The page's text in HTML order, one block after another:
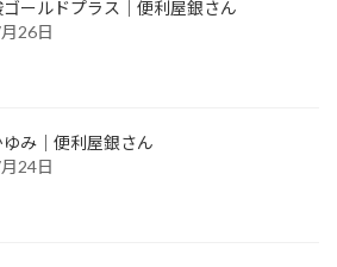
ールドプラス｜便利屋銀さん
26日
ゆみ｜便利屋銀さん
24日